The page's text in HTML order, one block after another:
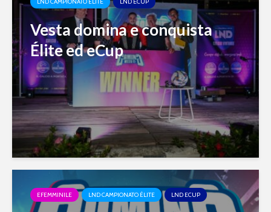
LND CAMPIONATO ÉLITE LND ECUP
Vesta domina e conquista
Élite ed eCup
EFEMMINILE LND CAMPIONATO ÉLITE LND ECUP